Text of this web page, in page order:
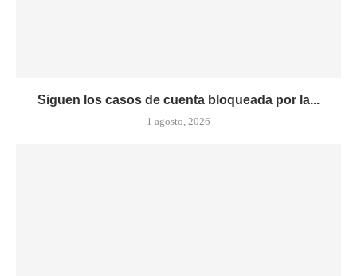
Siguen los casos de cuenta bloqueada por la...
1 agosto, 2026